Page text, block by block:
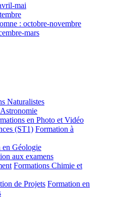
mai
: octobre-novembre
mars
Naturalistes
en Photo et Vidéo
(ST1) Formation à
en Géologie
aux examens
Formations Chimie et
de Projets Formation en